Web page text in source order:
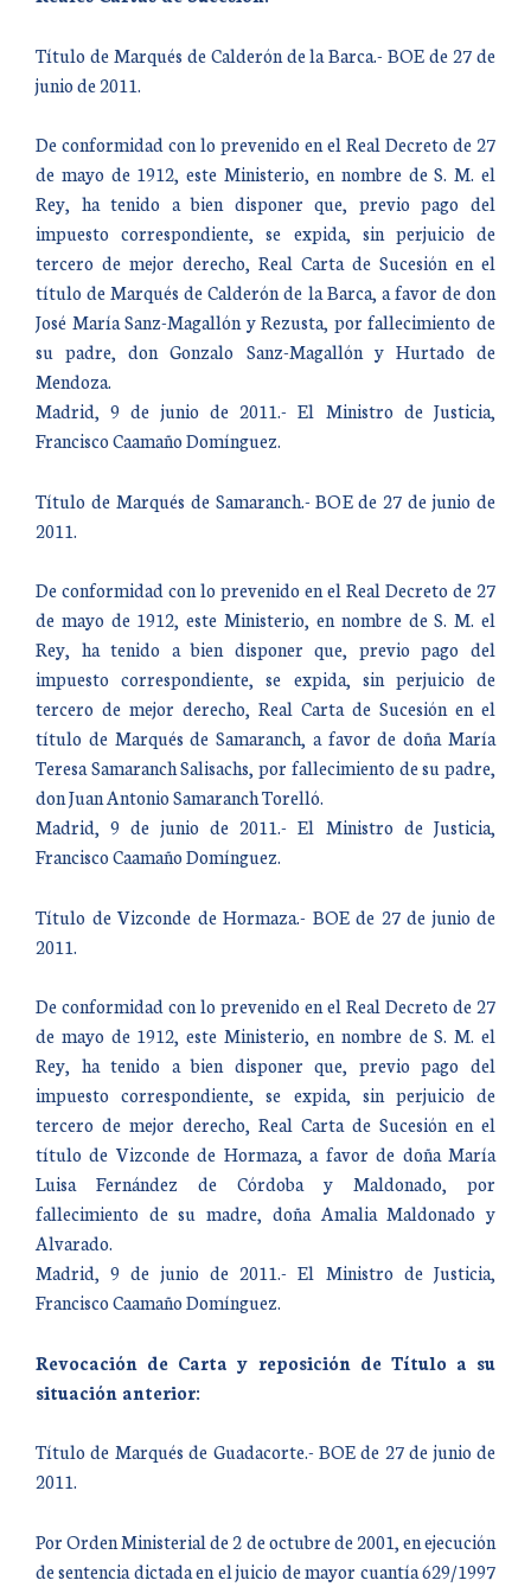
Título de Marqués de Calderón de la Barca.- BOE de 27 de
junio de 2011.
De conformidad con lo prevenido en el Real Decreto de 27
de mayo de 1912, este Ministerio, en nombre de S. M. el
Rey, ha tenido a bien disponer que, previo pago del
impuesto correspondiente, se expida, sin perjuicio de
tercero de mejor derecho, Real Carta de Sucesión en el
título de Marqués de Calderón de la Barca, a favor de don
José María Sanz-Magallón y Rezusta, por fallecimiento de
su padre, don Gonzalo Sanz-Magallón y Hurtado de
Mendoza.
Madrid, 9 de junio de 2011.- El Ministro de Justicia,
Francisco Caamaño Domínguez.
Título de Marqués de Samaranch.- BOE de 27 de junio de
2011.
De conformidad con lo prevenido en el Real Decreto de 27
de mayo de 1912, este Ministerio, en nombre de S. M. el
Rey, ha tenido a bien disponer que, previo pago del
impuesto correspondiente, se expida, sin perjuicio de
tercero de mejor derecho, Real Carta de Sucesión en el
título de Marqués de Samaranch, a favor de doña María
Teresa Samaranch Salisachs, por fallecimiento de su padre,
don Juan Antonio Samaranch Torelló.
Madrid, 9 de junio de 2011.- El Ministro de Justicia,
Francisco Caamaño Domínguez.
Título de Vizconde de Hormaza.- BOE de 27 de junio de
2011.
De conformidad con lo prevenido en el Real Decreto de 27
de mayo de 1912, este Ministerio, en nombre de S. M. el
Rey, ha tenido a bien disponer que, previo pago del
impuesto correspondiente, se expida, sin perjuicio de
tercero de mejor derecho, Real Carta de Sucesión en el
título de Vizconde de Hormaza, a favor de doña María
Luisa Fernández de Córdoba y Maldonado, por
fallecimiento de su madre, doña Amalia Maldonado y
Alvarado.
Madrid, 9 de junio de 2011.- El Ministro de Justicia,
Francisco Caamaño Domínguez.
Revocación de Carta y reposición de Título a su
situación anterior:
Título de Marqués de Guadacorte.- BOE de 27 de junio de
2011.
Por Orden Ministerial de 2 de octubre de 2001, en ejecución
de sentencia dictada en el juicio de mayor cuantía 629/1997